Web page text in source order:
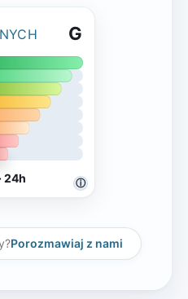
ⓘ
G
24h
Porozmawiaj z nami